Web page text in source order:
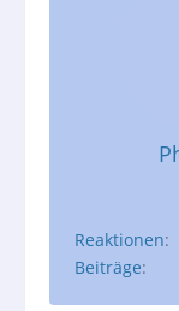
Reaktionen
Beiträge